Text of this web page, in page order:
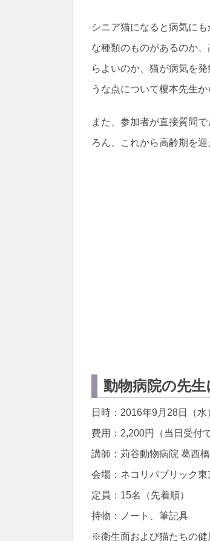
シニア猫になると病気に
な種類のものがあるのか
らよいのか、猫が病気を
うな点について榎本先生
また、参加者が直接質問
ろん、これから高齢期を
動物病院の先
日時：2016年9月28日（
費用：2,200円（当日受付
講師：苅谷動物病院 葛西
会場：ネコリパブリック
定員：15名（先着順）
持物：ノート、筆記具
※衛生面および猫たちの健